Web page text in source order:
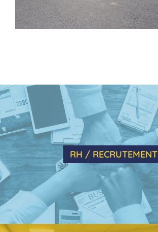
RH / RECRUTEMENT